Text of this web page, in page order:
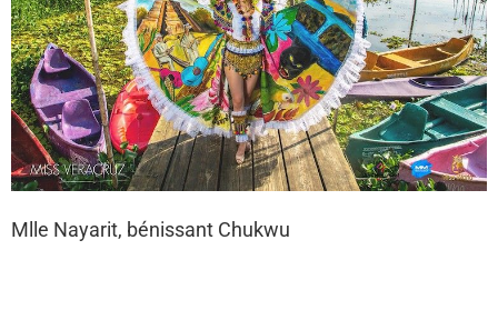
Mlle Nayarit, bénissant Chukwu